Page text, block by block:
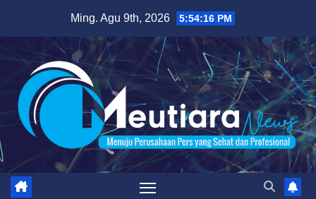
content
Ming. Agu 9th, 2026 5:54:18 PM